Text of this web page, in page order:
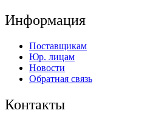
Информация
Поставщикам
Юр. лицам
Новости
Обратная связь
Контакты